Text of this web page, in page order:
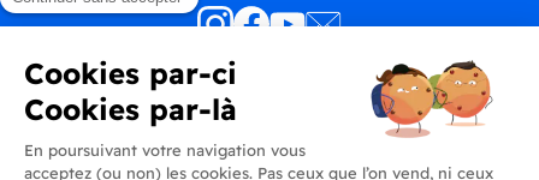
Produits